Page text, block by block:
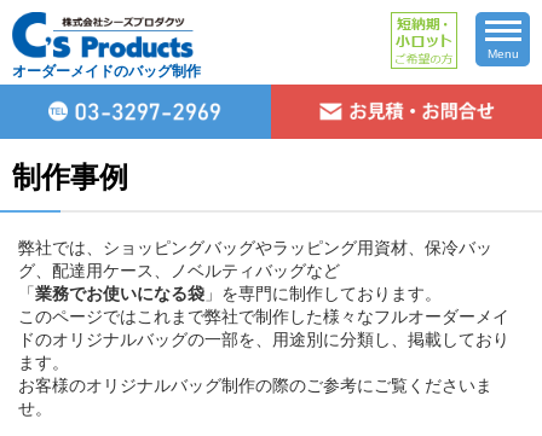
オーダーメイドのバッグ制作
Menu
制作事例
弊社では、ショッピングバッグやラッピング用資材、保冷バッ
グ、配達用ケース、ノベルティバッグなど
「業務でお使いになる袋 」を専門に制作しております。
このページではこれまで弊社で制作した様々なフルオーダーメイ
ドのオリジナルバッグの一部を、用途別に分類し、掲載しており
ます。
お客様のオリジナルバッグ制作の際のご参考にご覧くださいま
せ。